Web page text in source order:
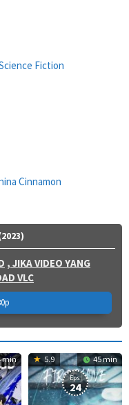
Fiction
Cinnamon
, JIKA VIDEO YANG
VLC
min 5.9 45 min
Eps:
24